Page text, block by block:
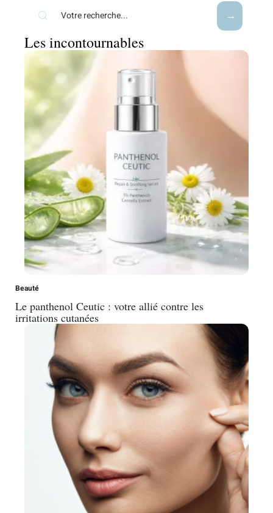
Les incontournables
Beauté
Le panthenol Ceutic : votre allié contre les
irritations cutanées